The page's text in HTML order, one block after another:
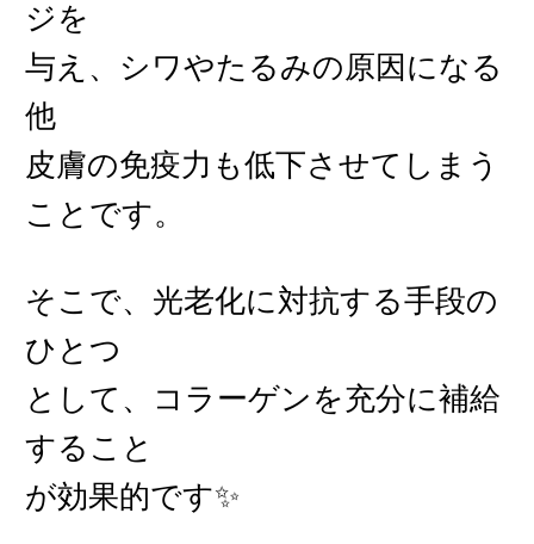
ジを
与え、シワやたるみの原因になる
他
皮膚の免疫力も低下させてしまう
ことです。
そこで、光老化に対抗する手段の
ひとつ
として、コラーゲンを充分に補給
すること
が効果的です✨